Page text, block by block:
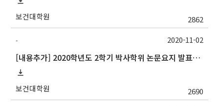
보건대학원 2862
-
[내용추가] 2020학년도 2학기 박사학위 논문요지 발표회 안내
보건대학원 2690
2020-11-02